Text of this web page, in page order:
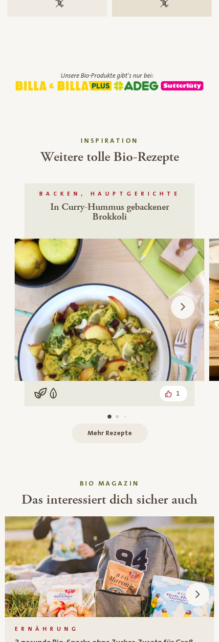
100 % gentechnikfrei 100 %
Unsere Bio-Produkte gibt's nur bei:
INSPIRATION
Weitere tolle Bio-Rezepte
BACKEN, HAUPTGERICHTE
In Curry-Hummus gebackener
Brokkoli
Vegan
Vegetarisch 1
Mehr Rezepte
BIO MAGAZIN
Das interessiert dich sicher auch
ERNÄHRUNG